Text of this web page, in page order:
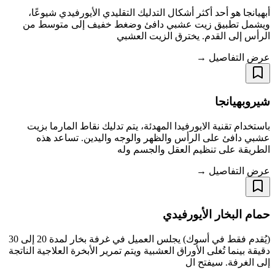
أبهيانجا هو أحد أكثر أشكال التدليك التقليدي الأيورفيدي شيوعًا،
ويشمل تطبيق زيت عشبي دافئ وضغط خفيف إلى متوسط ​​من
الرأس إلى القدم. يخترق الزيت العشبي
عرض التفاصيل →
شيروبهيانجا
باستخدام تقنية الايورفيدا المهدئة، يتم تدليك نقاط المارما بزيت
عشبي دافئ على الرأس والظهر والوجه واليدين. تساعد هذه
الطريقة على تنظيم العقل والجسم وله
عرض التفاصيل →
حمام البخار الأيورفيدي
(يُقدم فقط في أسوك) يجلس العميل في غرفة بخار لمدة 20 إلى 30
دقيقة بينما تُغلى الأوراق العشبية ويتم تمرير الأبخرة العلاجية الناتجة
إلى الغرفة. سيفتح ال